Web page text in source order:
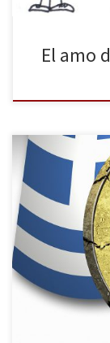
El amo
En diciembre,
Paramento sin
el Gobierno
necesarios.
adelantaba las
económica se